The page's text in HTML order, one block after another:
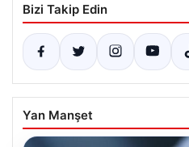
Bizi Takip Edin
Yan Manşet